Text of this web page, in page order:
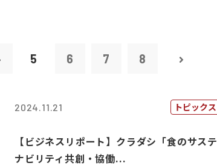
5 6 7 8
2024.11.21 トピックス
【ビジネスリポート】クラダシ「食のサステ
ナビリティ共創・協働...